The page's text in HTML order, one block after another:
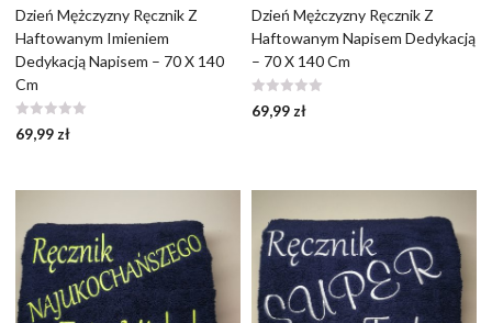
Dzień Mężczyzny Ręcznik Z
Haftowanym Imieniem
Dedykacją Napisem – 70 X 140
Cm
69,99 zł
Dzień Mężczyzny Ręcznik Z
Haftowanym Napisem Dedykacją
– 70 X 140 Cm
69,99 zł